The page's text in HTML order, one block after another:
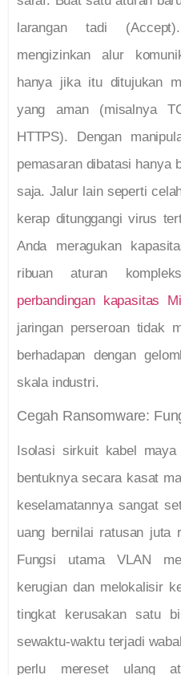
larangan tadi
mengizinkan alur
hanya jika itu ditujukan
yang aman (misalnya
HTTPS). Dengan
pemasaran dibatasi hanya
saja. Jalur lain seperti
kerap ditunggangi virus
Anda meragukan
ribuan aturan
perbandingan kapasitas
jaringan perseroan tidak
berhadapan dengan
skala industri.
Cegah Ransomware:
Isolasi sirkuit kabel
bentuknya secara kasat
keselamatannya sangat
uang bernilai ratusan juta
Fungsi utama VLAN
kerugian dan melokalisir
tingkat kerusakan satu
sewaktu-waktu terjadi
perlu mereset ulang